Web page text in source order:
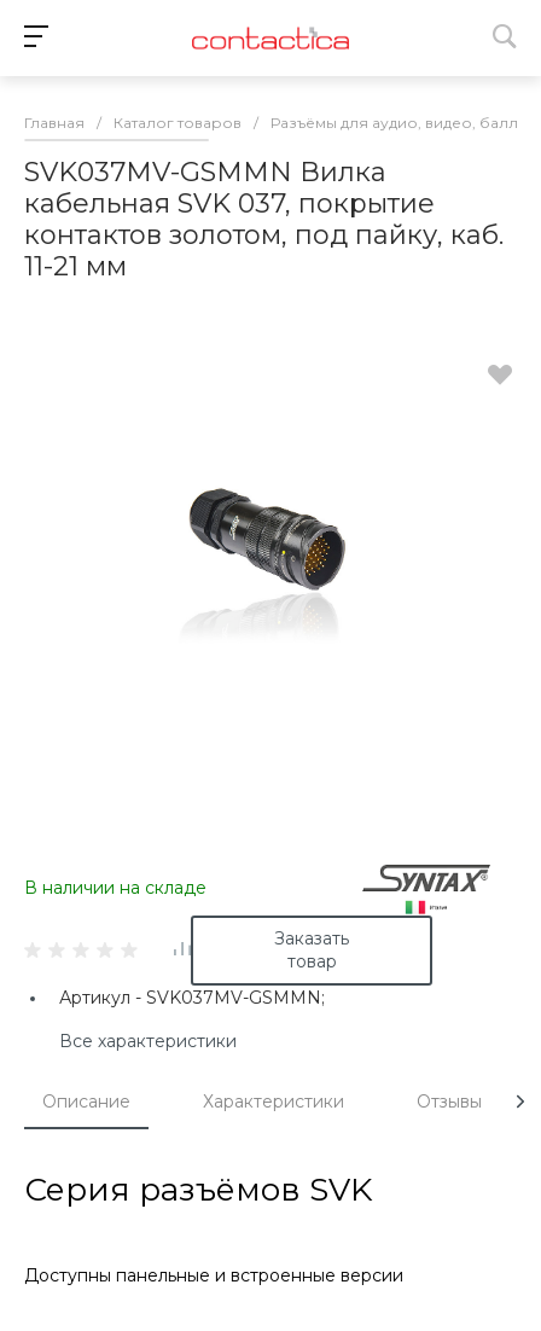
Главная / Каталог товаров / Разъёмы для аудио, видео,
SVK037MV-GSMMN Вилка
кабельная SVK 037, покрытие
контактов золотом, под пайку, каб.
11-21 мм
В наличии на складе
Заказать
товар
Артикул - SVK037MV-GSMMN;
Все характеристики
Описание Характеристики Отзывы
Серия разъёмов SVK
Доступны панельные и встроенные версии